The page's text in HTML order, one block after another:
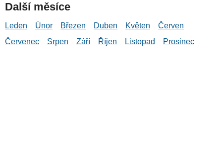
Další měsíce
Leden Únor Březen Duben Květen
Červen
Červenec
Srpen Září Říjen Listopad Prosinec